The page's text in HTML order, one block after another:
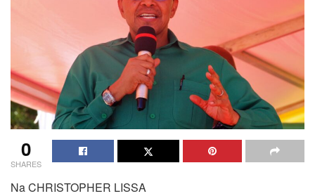
0
SHARES
Na CHRISTOPHER LISSA